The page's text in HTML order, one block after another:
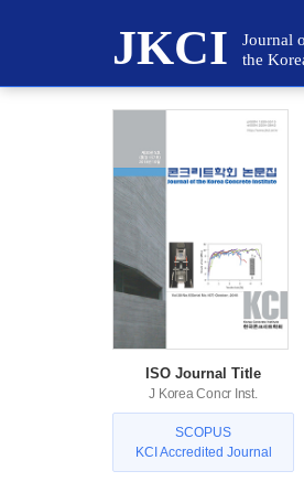
JKCI
Journal
the
ISO Journal Title
J Korea Concr Inst.
SCOPUS
KCI Accredited Journal